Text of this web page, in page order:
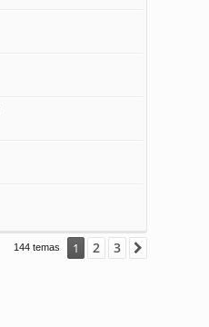
144 temas 1 2 3